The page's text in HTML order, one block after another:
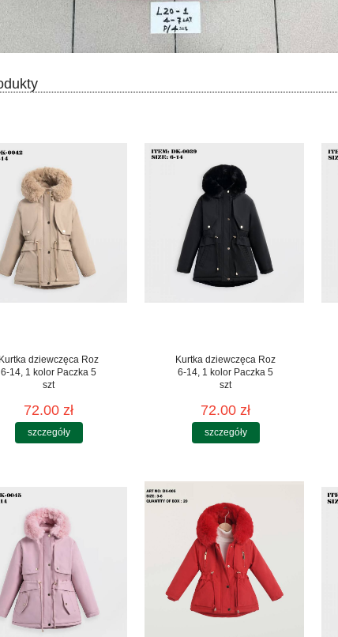
Kurtka dziewczęca Roz
6-14, 1 kolor Paczka 5
szt
72.00 zł
szczegóły
Kurtka dziewczęca Roz
6-14, 1 kolor Paczka 5
szt
72.00 zł
szczegóły